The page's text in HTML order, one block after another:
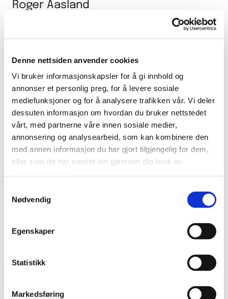
Denne nettsiden anvender cookies
Vi bruker informasjonskapsler for å gi innhold og
annonser et personlig preg, for å levere sosiale
mediefunksjoner og for å analysere trafikken vår. Vi deler
dessuten informasjon om hvordan du bruker nettstedet
vårt, med partnerne våre innen sosiale medier,
annonsering og analysearbeid, som kan kombinere den
med annen informasjon du har gjort tilgjengelig for dem,
eller som de har samlet inn gjennom din bruk av
Nødvendig
Egenskaper
Statistikk
Markedsføring
Roger Aasland
Lidenskapelig opptatt av hunder, og med 40 års
sammensatt. Han har lang erfaring med alle
raser, alt fra tjenestehunder, jakthunder til den
vanlige familiehunden.
Han har mange forespørsler om trening og
dressur, og er gjerne behjelpelig med dette. Har
fått frem mange gode hunder i sin tid, og er
tidligere Norgesmester med stående fuglehund
på lavland. Nå er det familiens tre
Artikkel fra gården Sandfjord blad